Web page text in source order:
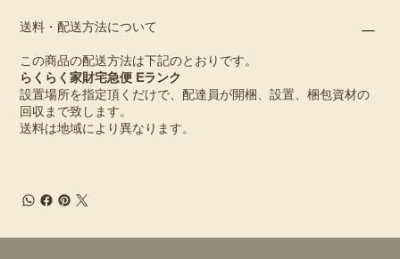
送料・配送方法について
この商品の配送方法は下記のとおりです。
らくらく家財宅急便 Eランク
設置場所を指定頂くだけで、配達員が開梱、設置、梱包資材の
回収まで致します。
送料は地域により異なります。